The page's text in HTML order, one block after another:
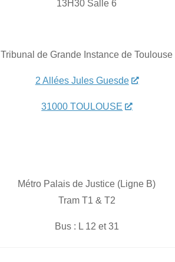
13H30 Salle 6
Tribunal de Grande Instance de Toulouse
2 Allées Jules Guesde
31000 TOULOUSE
Métro Palais de Justice (Ligne B)
Tram T1 & T2
Bus : L 12 et 31